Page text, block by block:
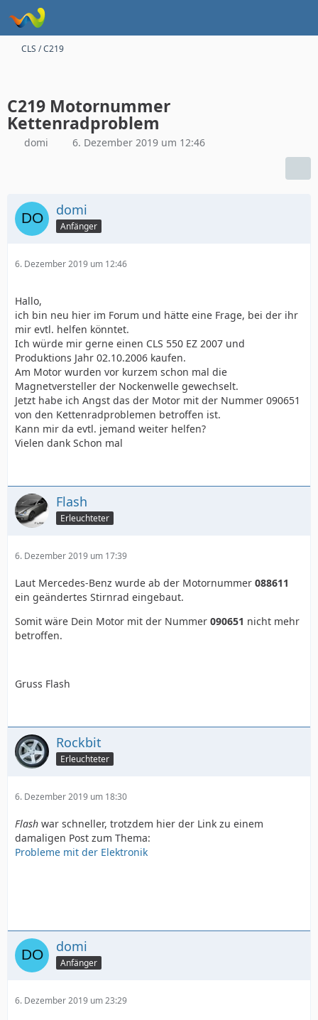
CLS / C219
C219 Motornummer
Kettenradproblem
domi 6. Dezember 2019 um 12:46
domi
Anfänger
6. Dezember 2019 um 12:46
Hallo,
ich bin neu hier im Forum und hätte eine Frage, bei der ihr
mir evtl. helfen könntet.
Ich würde mir gerne einen CLS 550 EZ 2007 und
Produktions Jahr 02.10.2006 kaufen.
Am Motor wurden vor kurzem schon mal die
Magnetversteller der Nockenwelle gewechselt.
Jetzt habe ich Angst das der Motor mit der Nummer 090651
von den Kettenradproblemen betroffen ist.
Kann mir da evtl. jemand weiter helfen?
Vielen dank Schon mal
Flash
Erleuchteter
6. Dezember 2019 um 17:39
Laut Mercedes-Benz wurde ab der Motornummer 088611
ein geändertes Stirnrad eingebaut.
Somit wäre Dein Motor mit der Nummer 090651 nicht mehr
betroffen.
Gruss Flash
Rockbit
Erleuchteter
6. Dezember 2019 um 18:30
Flash war schneller, trotzdem hier der Link zu einem
damaligen Post zum Thema:
Probleme mit der Elektronik
domi
Anfänger
6. Dezember 2019 um 23:29